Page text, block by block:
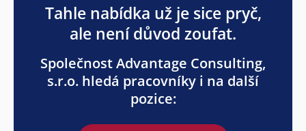
Tahle nabídka už je sice pryč,
ale není důvod zoufat.
Společnost Advantage Consulting,
s.r.o. hledá pracovníky i na další
pozice: